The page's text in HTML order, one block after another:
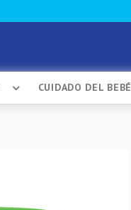
CUIDADO DEL BEBÉ